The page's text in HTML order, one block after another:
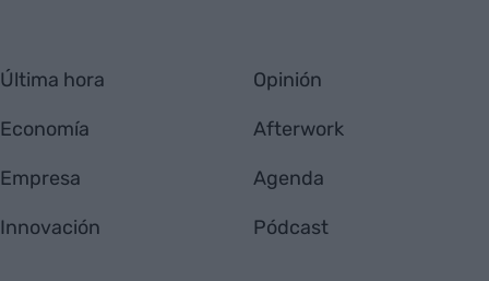
Última hora
Economía
Empresa
Innovación
Opinión
Afterwork
Agenda
Pódcast